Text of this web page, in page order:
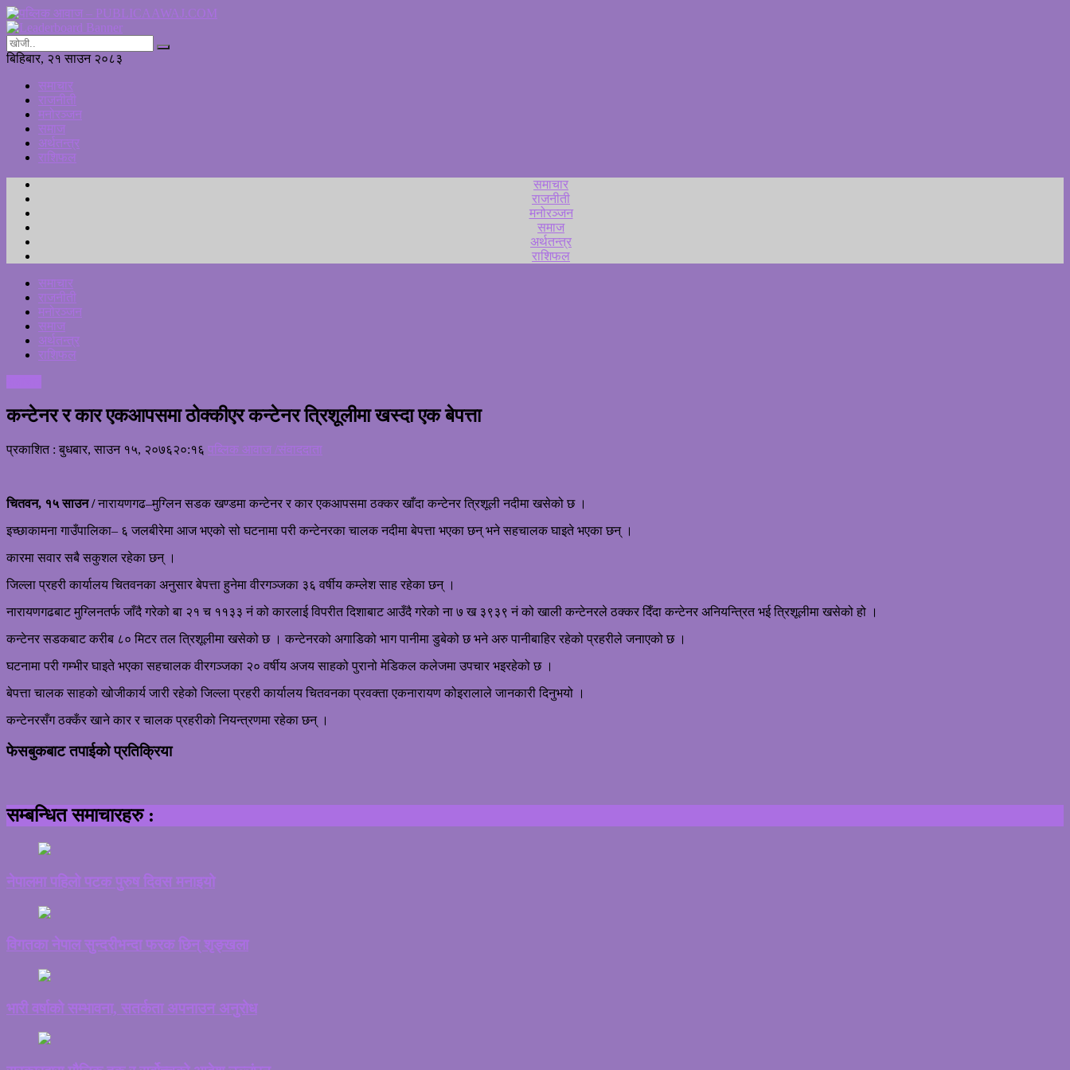
बिहिबार, २१ साउन २०८३
समाचार
राजनीती
मनोरञ्जन
समाज
अर्थतन्त्र
राशिफल
समाचार
राजनीती
मनोरञ्जन
समाज
अर्थतन्त्र
राशिफल
समाचार
राजनीती
मनोरञ्जन
समाज
अर्थतन्त्र
राशिफल
कन्टेनर र कार एकआपसमा ठोक्कीएर कन्टेनर त्रिशूलीमा खस्दा एक बेपत्ता
प्रकाशित : बुधबार, साउन १५, २०७६२०:१६ पब्लिक आवाज /संवाददाता
चितवन, १५ साउन /नारायणगढ–मुग्लिन सडक खण्डमा कन्टेनर र कार एकआपसमा ठक्कर खाँदा कन्टेनर त्रिशूली नदीमा खसेको छ ।
इच्छाकामना गाउँपालिका– ६ जलबीरेमा आज भएको सो घटनामा परी कन्टेनरका चालक नदीमा बेपत्ता भएका छन् भने सहचालक घाइते भएका छन् ।
कारमा सवार सबै सकुशल रहेका छन् ।
जिल्ला प्रहरी कार्यालय चितवनका अनुसार बेपत्ता हुनेमा वीरगञ्जका ३६ वर्षीय कम्लेश साह रहेका छन् ।
नारायणगढबाट मुग्लिनतर्फ जाँदै गरेको बा २१ च ११३३ नं को कारलाई विपरीत दिशाबाट आउँदै गरेको ना ७ ख ३९३९ नं को खाली कन्टेनरले ठक्कर दिँदा कन्टेनर अनियन्त्रित भई त्रिशूलीमा खसेको हो ।
कन्टेनर सडकबाट करीब ८० मिटर तल त्रिशूलीमा खसेको छ । कन्टेनरको अगाडिको भाग पानीमा डुबेको छ भने अरु पानीबाहिर रहेको प्रहरीले जनाएको छ ।
घटनामा परी गम्भीर घाइते भएका सहचालक वीरगञ्जका २० वर्षीय अजय साहको पुरानो मेडिकल कलेजमा उपचार भइरहेको छ ।
बेपत्ता चालक साहको खोजीकार्य जारी रहेको जिल्ला प्रहरी कार्यालय चितवनका प्रवक्ता एकनारायण कोइरालाले जानकारी दिनुभयो ।
कन्टेनरसँग ठक्कँर खाने कार र चालक प्रहरीको नियन्त्रणमा रहेका छन् ।
फेसबुकबाट तपाईको प्रतिक्रिया
सम्बन्धित समाचारहरु :
नेपालमा पहिलो पटक पुरुष दिवस मनाइयो
विगतका नेपाल सुन्दरीभन्दा फरक छिन् शृङ्खला
भारी वर्षाको सम्भावना, सतर्कता अपनाउन अनुरोध